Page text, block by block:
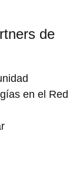
de
en el Red